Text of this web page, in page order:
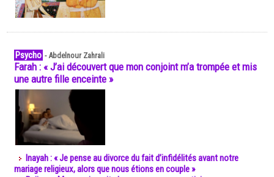
Psycho -Abdelnour Zahrali
Farah : « J’ai découvert que mon conjoint m’a trompée et mis
une autre fille enceinte »
Inayah : « Je pense au divorce du fait d’infidélités avant notre
mariage religieux, alors que nous étions en couple »